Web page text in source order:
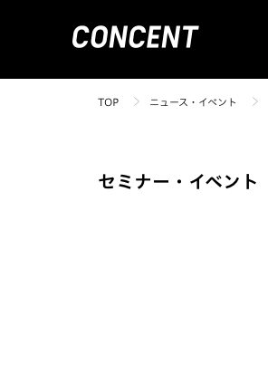
TOP ニュース・イベント
セミナー・イベント